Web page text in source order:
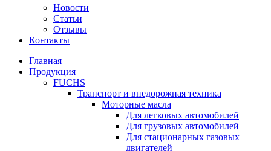
Новости
Статьи
Отзывы
Контакты
Главная
Продукция
FUCHS
Транспорт и внедорожная техника
Моторные масла
Для легковых автомобилей
Для грузовых автомобилей
Для стационарных газовых
двигателей